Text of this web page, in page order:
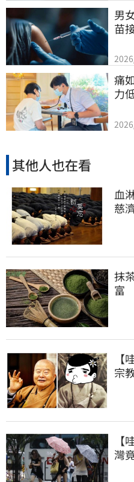
男
苗
痛
力
其他人也在看
血
慈
抹
富
宗
灣